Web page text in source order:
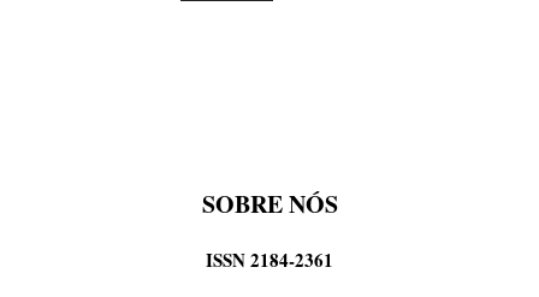
SOBRE NÓS
ISSN 2184-2361